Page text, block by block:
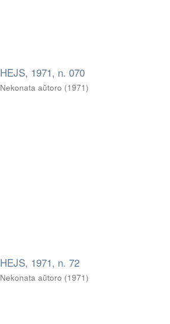
HEJS, 1971, n. 070
Nekonata aŭtoro (1971)
HEJS, 1971, n. 72
Nekonata aŭtoro (1971)